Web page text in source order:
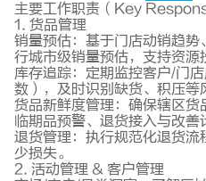
主要工作职责（Key
1. 货品管理
销量预估：基于门店动销趋
行城市级销量预估，支持资源
库存追踪：定期监控客户/门
数），及时识别缺货、积压等
货品新鲜度管理：确保辖区
临期品预警、退货接入与改善
退货管理：执行规范化退货
少损失。
2. 活动管理 & 客户管理